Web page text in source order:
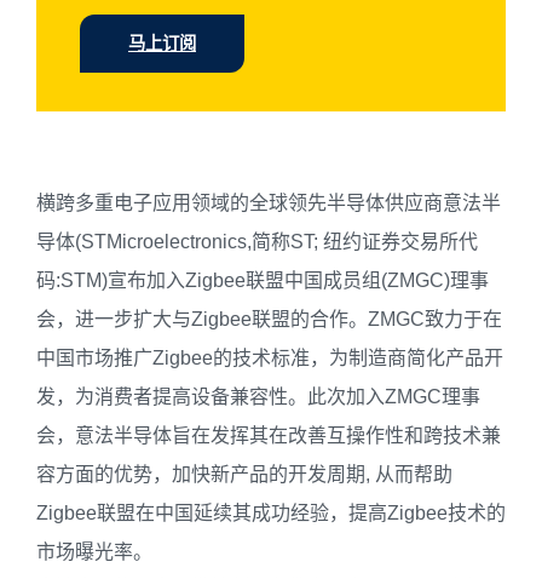
马上订阅
横跨多重电子应用领域的全球领先半导体供应商意法半
导体(STMicroelectronics,简称ST; 纽约证券交易所代
码:STM)宣布加入Zigbee联盟中国成员组(ZMGC)理事
会，进一步扩大与Zigbee联盟的合作。ZMGC致力于在
中国市场推广Zigbee的技术标准，为制造商简化产品开
发，为消费者提高设备兼容性。此次加入ZMGC理事
会，意法半导体旨在发挥其在改善互操作性和跨技术兼
容方面的优势，加快新产品的开发周期, 从而帮助
Zigbee联盟在中国延续其成功经验，提高Zigbee技术的
市场曝光率。